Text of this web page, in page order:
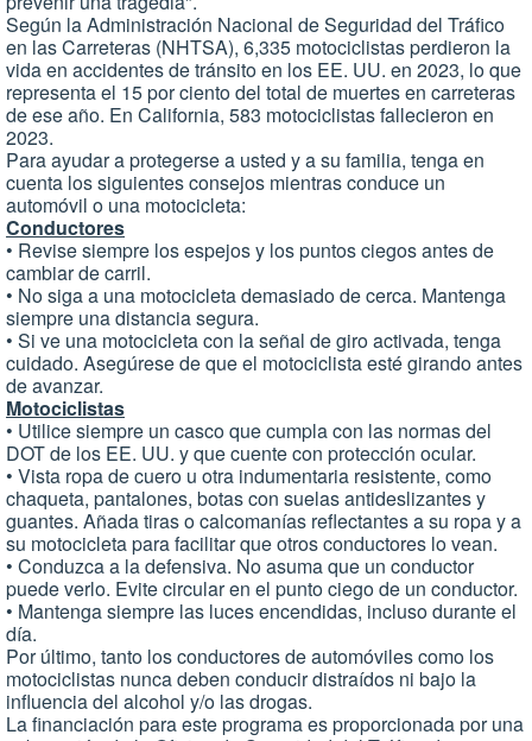
Según la Administración Nacional de Seguridad del Tráfico
en las Carreteras (NHTSA), 6,335 motociclistas perdieron la
vida en accidentes de tránsito en los EE. UU. en 2023, lo que
representa el 15 por ciento del total de muertes en carreteras
de ese año. En California, 583 motociclistas fallecieron en
2023.
Para ayudar a protegerse a usted y a su familia, tenga en
cuenta los siguientes consejos mientras conduce un
automóvil o una motocicleta:
Conductores
• Revise siempre los espejos y los puntos ciegos antes de
cambiar de carril.
• No siga a una motocicleta demasiado de cerca. Mantenga
siempre una distancia segura.
• Si ve una motocicleta con la señal de giro activada, tenga
cuidado. Asegúrese de que el motociclista esté girando antes
de avanzar.
Motociclistas
• Utilice siempre un casco que cumpla con las normas del
DOT de los EE. UU. y que cuente con protección ocular.
• Vista ropa de cuero u otra indumentaria resistente, como
chaqueta, pantalones, botas con suelas antideslizantes y
guantes. Añada tiras o calcomanías reflectantes a su ropa y a
su motocicleta para facilitar que otros conductores lo vean.
• Conduzca a la defensiva. No asuma que un conductor
puede verlo. Evite circular en el punto ciego de un conductor.
• Mantenga siempre las luces encendidas, incluso durante el
día.
Por último, tanto los conductores de automóviles como los
motociclistas nunca deben conducir distraídos ni bajo la
influencia del alcohol y/o las drogas.
La financiación para este programa es proporcionada por una